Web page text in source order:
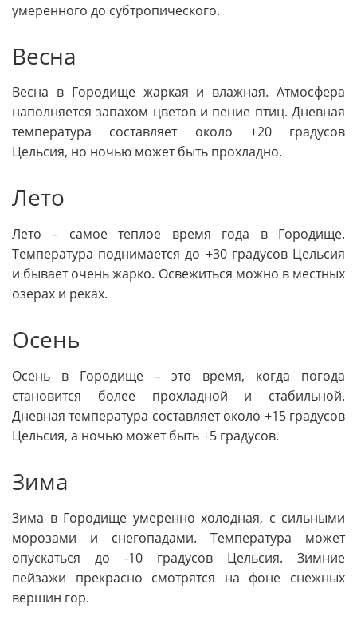
умеренного до субтропического.
Весна
Весна в Городище жаркая и влажная. Атмосфера
наполняется запахом цветов и пение птиц. Дневная
температура составляет около +20 градусов
Цельсия, но ночью может быть прохладно.
Лето
Лето – самое теплое время года в Городище.
Температура поднимается до +30 градусов Цельсия
и бывает очень жарко. Освежиться можно в местных
озерах и реках.
Осень
Осень в Городище – это время, когда погода
становится более прохладной и стабильной.
Дневная температура составляет около +15 градусов
Цельсия, а ночью может быть +5 градусов.
Зима
Зима в Городище умеренно холодная, с сильными
морозами и снегопадами. Температура может
опускаться до -10 градусов Цельсия. Зимние
пейзажи прекрасно смотрятся на фоне снежных
вершин гор.